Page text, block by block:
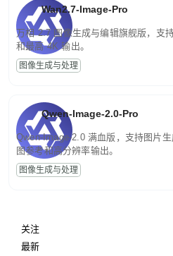
Wan2.7-Image-Pro
万相 2.7 图像生成与编辑旗舰版，支
和最高 4K 输出。
图像生成与处理
Qwen-Image-2.0-Pro
Qwen-Image-2.0 满血版，支持图片
图参考和高分辨率输出。
图像生成与处理
关注
最新